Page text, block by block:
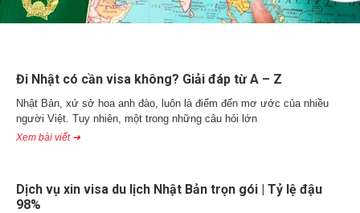
Đi Nhật có cần visa không? Giải đáp từ A – Z
Nhật Bản, xứ sở hoa anh đào, luôn là điểm đến mơ ước của nhiều
người Việt. Tuy nhiên, một trong những câu hỏi lớn
Xem bài viết ➜
Dịch vụ xin visa du lịch Nhật Bản trọn gói | Tỷ lệ đậu
98%